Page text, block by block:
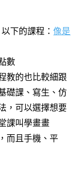
下的課程：像是
數
教的也比較細跟
礎課、寫生、仿
，可以選擇想要
課叫學畫畫
而且手機、平